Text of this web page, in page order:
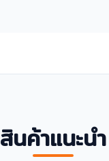
สินค้าแนะนำ